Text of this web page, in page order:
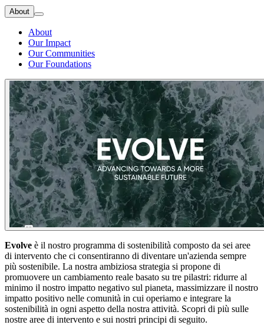
About
About
Our Impact
Our Communities
Our Foundations
Evolve è il nostro programma di sostenibilità composto da sei aree
di intervento che ci consentiranno di diventare un'azienda sempre
più sostenibile. La nostra ambiziosa strategia si propone di
promuovere un cambiamento reale basato su tre pilastri: ridurre al
minimo il nostro impatto negativo sul pianeta, massimizzare il nostro
impatto positivo nelle comunità in cui operiamo e integrare la
sostenibilità in ogni aspetto della nostra attività. Scopri di più sulle
nostre aree di intervento e sui nostri principi di seguito.